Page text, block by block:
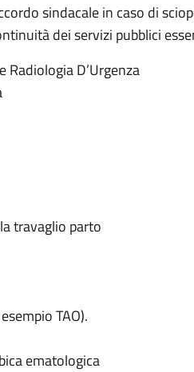
sindacale in caso di
dei servizi pubblici
D’Urgenza
travaglio parto
TAO).
ematologica